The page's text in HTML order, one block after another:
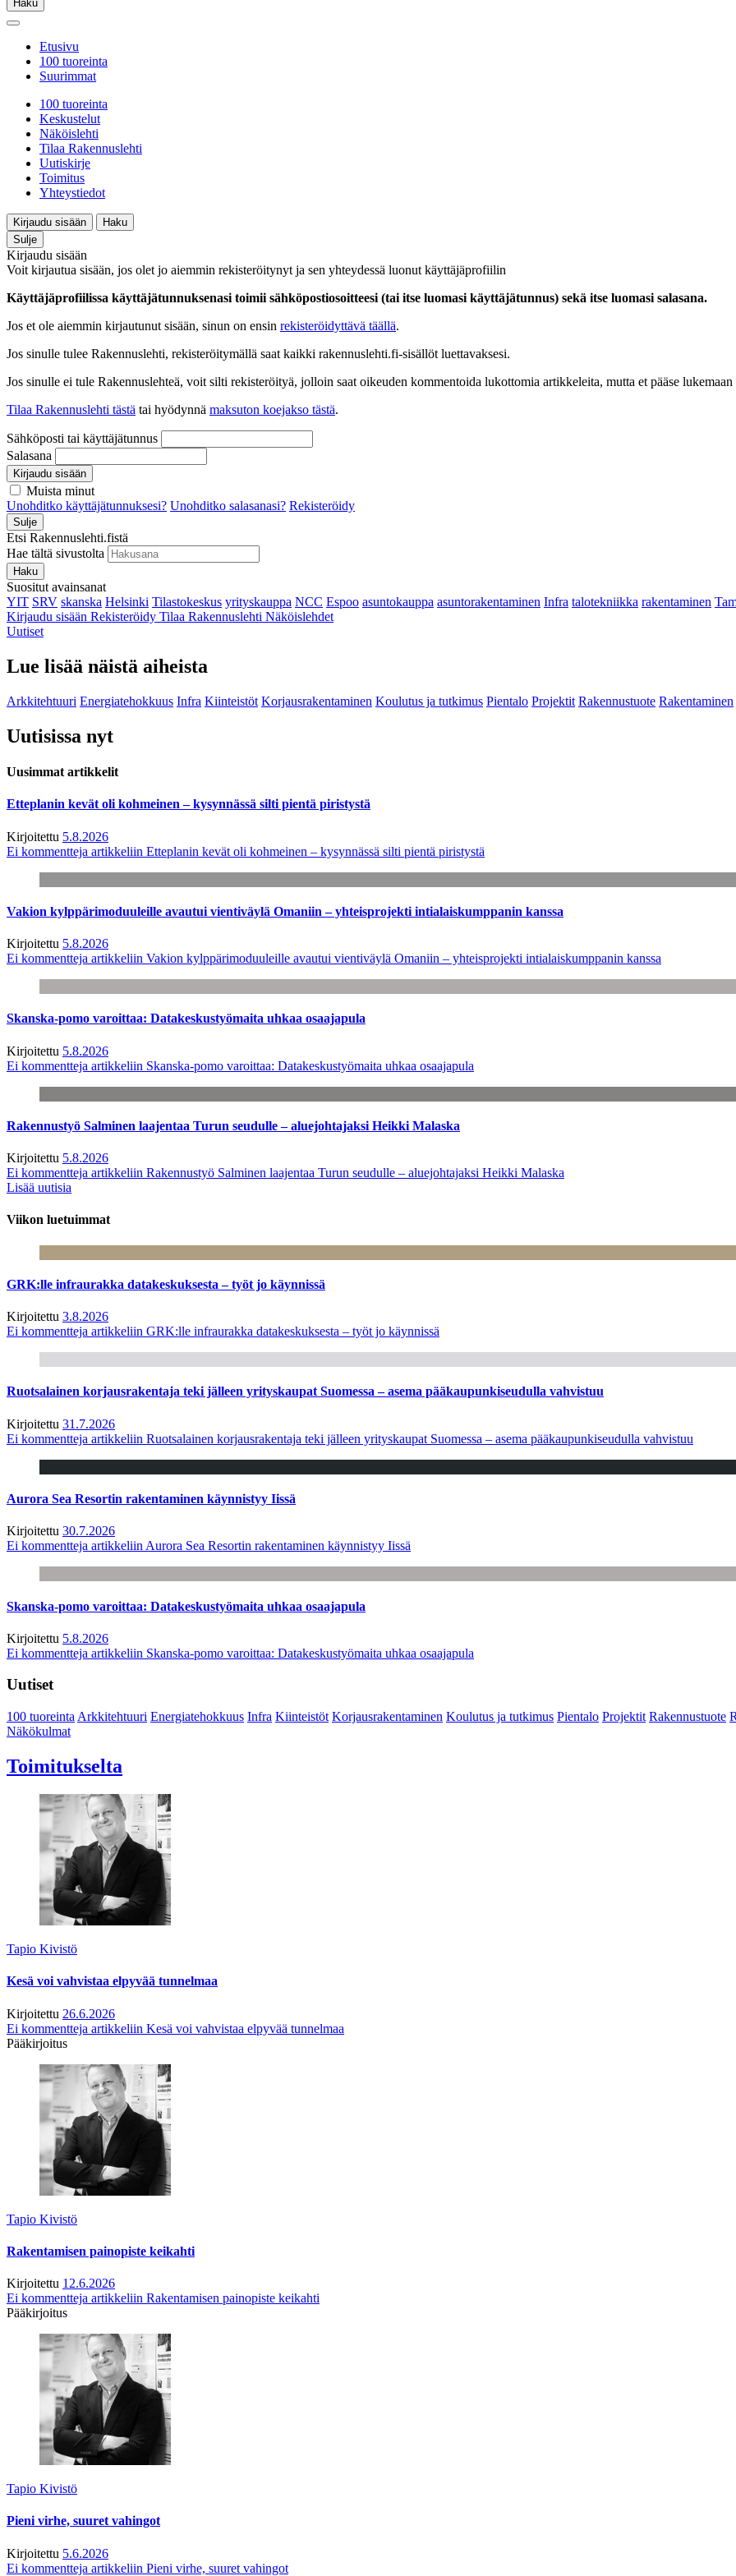
Haku
Etusivu
100 tuoreinta
Suurimmat
100 tuoreinta
Keskustelut
Näköislehti
Tilaa Rakennuslehti
Uutiskirje
Toimitus
Yhteystiedot
Kirjaudu sisään
Haku
Sulje
Kirjaudu sisään
Voit kirjautua sisään, jos olet jo aiemmin rekisteröitynyt ja sen yhteydessä luonut käyttäjäprofiilin
Käyttäjäprofiilissa käyttäjätunnuksenasi toimii sähköpostiosoitteesi (tai itse luomasi käyttäjätunnus) sekä itse luomasi salasana.
Jos et ole aiemmin kirjautunut sisään, sinun on ensin rekisteröidyttävä täällä.
Jos sinulle tulee Rakennuslehti, rekisteröitymällä saat kaikki rakennuslehti.fi-sisällöt luettavaksesi.
Jos sinulle ei tule Rakennuslehteä, voit silti rekisteröityä, jolloin saat oikeuden kommentoida lukottomia artikkeleita, mutta et pääse
Tilaa Rakennuslehti tästä tai hyödynnä maksuton koejakso tästä.
Sähköposti tai käyttäjätunnus
Salasana
Kirjaudu sisään
Muista minut
Unohditko käyttäjätunnuksesi? Unohditko salasanasi? Rekisteröidy
Sulje
Etsi Rakennuslehti.fistä
Hae tältä sivustolta
Haku
Suositut avainsanat
YIT SRV skanska Helsinki Tilastokeskus yrityskauppa NCC Espoo asuntokauppa asuntorakentaminen Infra talotekniikka rakentaminen
Kirjaudu sisään Rekisteröidy Tilaa Rakennuslehti Näköislehdet
Uutiset
Lue lisää näistä aiheista
Arkkitehtuuri Energiatehokkuus Infra Kiinteistöt Korjausrakentaminen Koulutus ja tutkimus Pientalo Projektit Rakennustuote Rakentaminen
Uutisissa nyt
Uusimmat artikkelit
Etteplanin kevät oli kohmeinen – kysynnässä silti pientä piristystä
Kirjoitettu 5.8.2026
Ei kommentteja artikkeliin Etteplanin kevät oli kohmeinen – kysynnässä silti pientä piristystä
Vakion kylppärimoduuleille avautui vientiväylä Omaniin – yhteisprojekti intialaiskumppanin kanssa
Kirjoitettu 5.8.2026
Ei kommentteja artikkeliin Vakion kylppärimoduuleille avautui vientiväylä Omaniin – yhteisprojekti intialaiskumppanin kanssa
Skanska-pomo varoittaa: Datakeskustyömaita uhkaa osaajapula
Kirjoitettu 5.8.2026
Ei kommentteja artikkeliin Skanska-pomo varoittaa: Datakeskustyömaita uhkaa osaajapula
Rakennustyö Salminen laajentaa Turun seudulle – aluejohtajaksi Heikki Malaska
Kirjoitettu 5.8.2026
Ei kommentteja artikkeliin Rakennustyö Salminen laajentaa Turun seudulle – aluejohtajaksi Heikki Malaska
Lisää uutisia
Viikon luetuimmat
GRK:lle infraurakka datakeskuksesta – työt jo käynnissä
Kirjoitettu 3.8.2026
Ei kommentteja artikkeliin GRK:lle infraurakka datakeskuksesta – työt jo käynnissä
Ruotsalainen korjausrakentaja teki jälleen yrityskaupat Suomessa – asema pääkaupunkiseudulla vahvistuu
Kirjoitettu 31.7.2026
Ei kommentteja artikkeliin Ruotsalainen korjausrakentaja teki jälleen yrityskaupat Suomessa – asema pääkaupunkiseudulla vahvistuu
Aurora Sea Resortin rakentaminen käynnistyy Iissä
Kirjoitettu 30.7.2026
Ei kommentteja artikkeliin Aurora Sea Resortin rakentaminen käynnistyy Iissä
Skanska-pomo varoittaa: Datakeskustyömaita uhkaa osaajapula
Kirjoitettu 5.8.2026
Ei kommentteja artikkeliin Skanska-pomo varoittaa: Datakeskustyömaita uhkaa osaajapula
Uutiset
100 tuoreinta Arkkitehtuuri Energiatehokkuus Infra Kiinteistöt Korjausrakentaminen Koulutus ja tutkimus Pientalo Projektit Rakennustuote
Näkökulmat
Toimitukselta
Tapio Kivistö
Kesä voi vahvistaa elpyvää tunnelmaa
Kirjoitettu 26.6.2026
Ei kommentteja artikkeliin Kesä voi vahvistaa elpyvää tunnelmaa
Pääkirjoitus
Tapio Kivistö
Rakentamisen painopiste keikahti
Kirjoitettu 12.6.2026
Ei kommentteja artikkeliin Rakentamisen painopiste keikahti
Pääkirjoitus
Tapio Kivistö
Pieni virhe, suuret vahingot
Kirjoitettu 5.6.2026
Ei kommentteja artikkeliin Pieni virhe, suuret vahingot